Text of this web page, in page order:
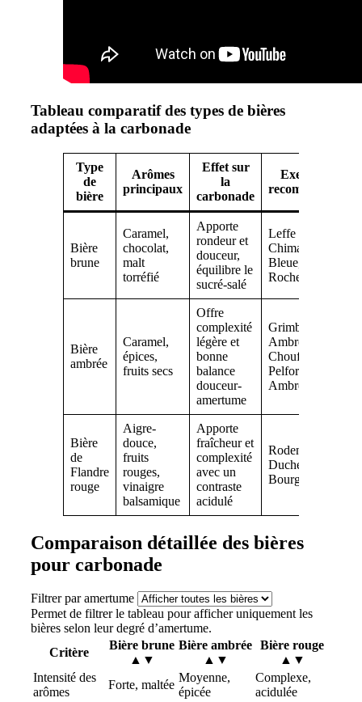
Tableau comparatif des types de bières
adaptées à la carbonade
Type
de
bière
Arômes
principaux
Effet sur
la
carbonade
Exemples
recommandés
Bière
brune
Caramel,
chocolat,
malt
torréfié
Apporte
rondeur et
douceur,
équilibre le
sucré-salé
Leffe Brune,
Chimay
Bleue,
Rochefort 8
Bière
ambrée
Caramel,
épices,
fruits secs
Offre
complexité
légère et
bonne
balance
douceur-
amertume
Grimbergen
Ambrée, Mc
Chouffe,
Pelforth
Ambrée
Bière
de
Flandre
rouge
Aigre-
douce,
fruits
rouges,
vinaigre
balsamique
Apporte
fraîcheur et
complexité
avec un
contraste
acidulé
Rodenbach,
Duchesse de
Bourgogne
Comparaison détaillée des bières
pour carbonade
Filtrer par amertume
Permet de filtrer le tableau pour afficher uniquement les
bières selon leur degré d’amertume.
Critère
Bière brune
▲▼
Bière ambrée
▲▼
Bière rouge
▲▼
Intensité des
arômes
Forte, maltée
Moyenne,
épicée
Complexe,
acidulée